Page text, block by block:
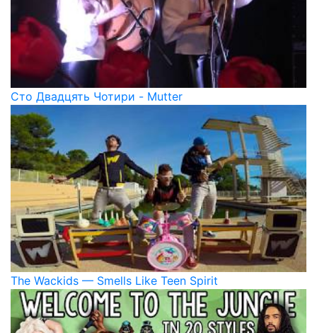
Сто Двадцять Чотири - Mutter
The Wackids — Smells Like Teen Spirit